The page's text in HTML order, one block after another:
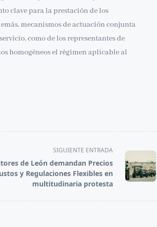
clave para la prestación de los
mecanismos de actuación conjunta
como de los representantes de
homogéneos el régimen aplicable al
SIGUIENTE ENTRADA
de León demandan Precios
y Regulaciones Flexibles en
multitudinaria protesta